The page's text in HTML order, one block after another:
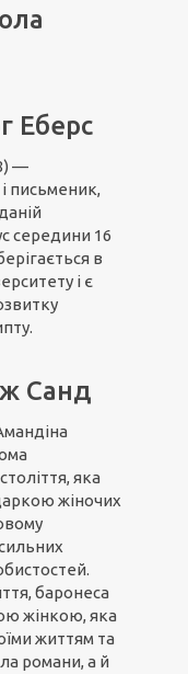
Еберс
—
письменик,
середини 16
в
і є
Санд
яка
жіночих
баронеса
жінкою, яка
життям та
романи, а й